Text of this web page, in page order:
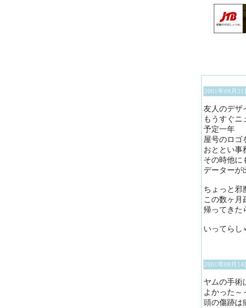
2001年09月21
友人のデザ
もうすぐニ
予定一年
屋号のロゴ
おととい事
その時他に
データーが
ちょっと邪
この数ヶ月
帰ってきた
いってらし
2001年09月14
ヤムの手術
よかった～
頭の傷跡は